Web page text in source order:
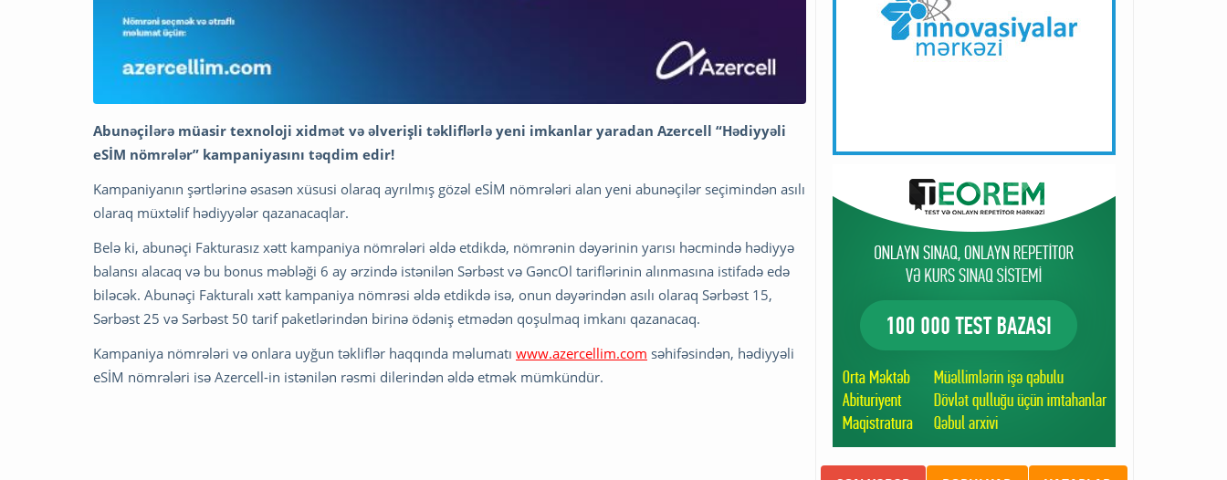
Abunəçilərə müasir texnoloji xidmət və əlverişli təkliflərlə yeni imkanlar yaradan Azercell “Hədiyyəli
eSİM nömrələr” kampaniyasını təqdim edir!
Kampaniyanın şərtlərinə əsasən xüsusi olaraq ayrılmış gözəl eSİM nömrələri alan yeni abunəçilər seçimindən asılı
olaraq müxtəlif hədiyyələr qazanacaqlar.
Belə ki, abunəçi Fakturasız xətt kampaniya nömrələri əldə etdikdə, nömrənin dəyərinin yarısı həcmində hədiyyə
balansı alacaq və bu bonus məbləği 6 ay ərzində istənilən Sərbəst və GəncOl tariflərinin alınmasına istifadə edə
biləcək. Abunəçi Fakturalı xətt kampaniya nömrəsi əldə etdikdə isə, onun dəyərindən asılı olaraq Sərbəst 15,
Sərbəst 25 və Sərbəst 50 tarif paketlərindən birinə ödəniş etmədən qoşulmaq imkanı qazanacaq.
Kampaniya nömrələri və onlara uyğun təkliflər haqqında məlumatı www.azercellim.com səhifəsindən, hədiyyəli
eSİM nömrələri isə Azercell-in istənilən rəsmi dilerindən əldə etmək mümkündür.